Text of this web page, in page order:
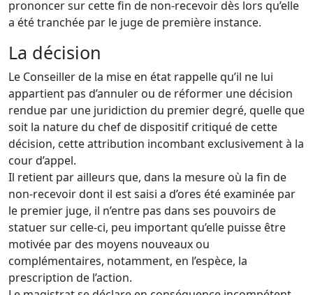
prononcer sur cette fin de non-recevoir dès lors qu’elle
a été tranchée par le juge de première instance.
La décision
Le Conseiller de la mise en état rappelle qu’il ne lui
appartient pas d’annuler ou de réformer une décision
rendue par une juridiction du premier degré, quelle que
soit la nature du chef de dispositif critiqué de cette
décision, cette attribution incombant exclusivement à la
cour d’appel.
Il retient par ailleurs que, dans la mesure où la fin de
non-recevoir dont il est saisi a d’ores été examinée par
le premier juge, il n’entre pas dans ses pouvoirs de
statuer sur celle-ci, peu important qu’elle puisse être
motivée par des moyens nouveaux ou
complémentaires, notamment, en l’espèce, la
prescription de l’action.